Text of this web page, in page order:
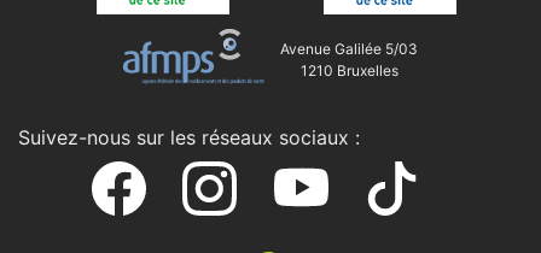
Avenue Galilée 5/03
1210 Bruxelles
Suivez-nous sur les réseaux sociaux :